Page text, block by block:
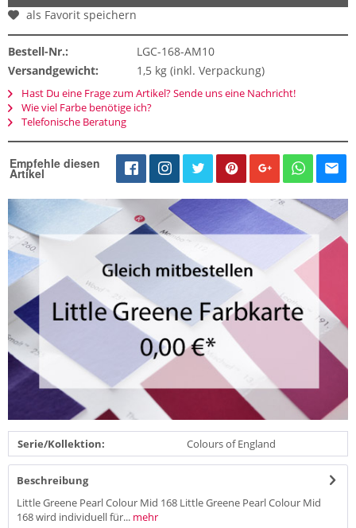
als Favorit speichern
Bestell-Nr.:
LGC-168-AM10
Versandgewicht:
1,5 kg (inkl. Verpackung)
Hast Du eine Frage zum Artikel? Sende uns eine Nachricht!
Wie viel Farbe benötige ich?
Telefonische Beratung
Empfehle diesen
Artikel
Serie/Kollektion: Colours of England
Beschreibung
Little Greene Pearl Colour Mid 168 Little Greene Pearl Colour Mid
168 wird individuell für... mehr